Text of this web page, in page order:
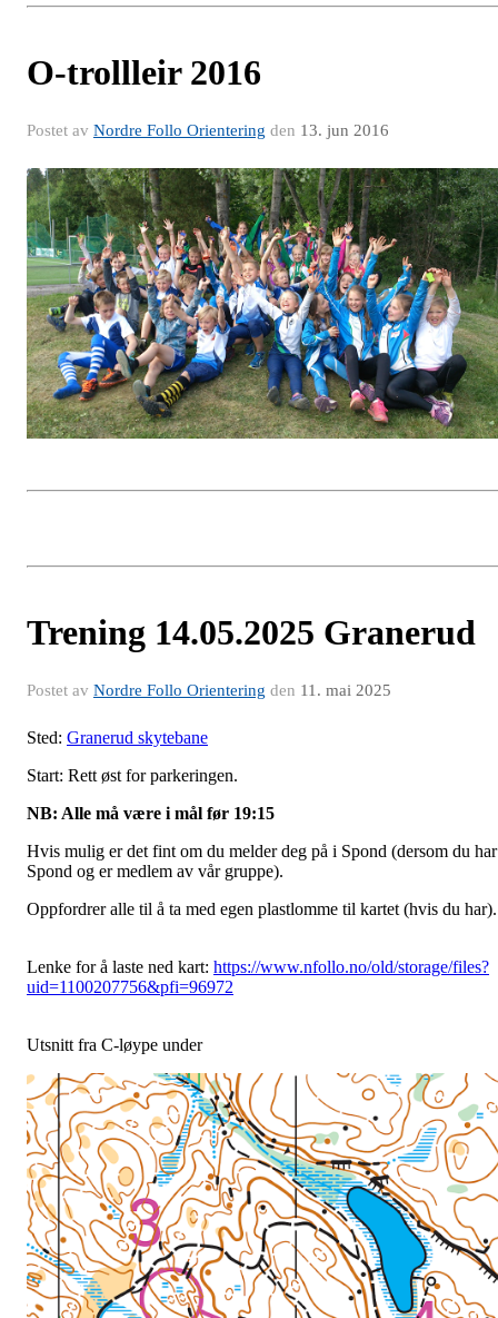
O-trollleir 2016
Postet av Nordre Follo Orientering den 13. jun 2016
Trening 14.05.2025 Granerud
Postet av Nordre Follo Orientering den 11. mai 2025
Sted: Granerud skytebane
Start: Rett øst for parkeringen.
NB: Alle må være i mål før 19:15
Hvis mulig er det fint om du melder deg på i Spond (dersom du har
Spond og er medlem av vår gruppe).
Oppfordrer alle til å ta med egen plastlomme til kartet (hvis du
Lenke for å laste ned kart: https://www.nfollo.no/old/storage/files?
uid=1100207756&pfi=96972
Utsnitt fra C-løype under